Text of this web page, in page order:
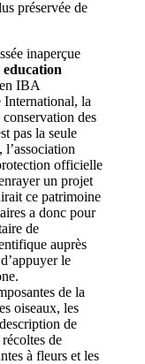
préservée de
inaperçue
IBA
la
des
pas la seule
officielle
un projet
ce patrimoine
a donc pour
de
auprès
le
de la
oiseaux, les
de
de
à fleurs et les